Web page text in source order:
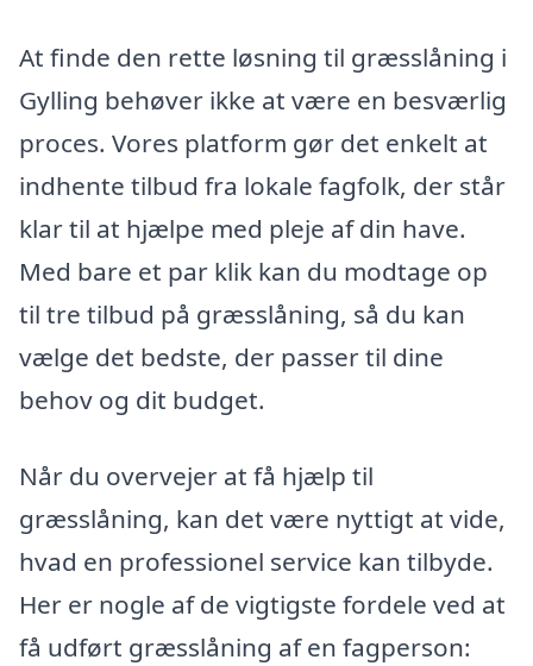
At finde den rette løsning til græsslåning i
Gylling behøver ikke at være en besværlig
proces. Vores platform gør det enkelt at
indhente tilbud fra lokale fagfolk, der står
klar til at hjælpe med pleje af din have.
Med bare et par klik kan du modtage op
til tre tilbud på græsslåning, så du kan
vælge det bedste, der passer til dine
behov og dit budget.
Når du overvejer at få hjælp til
græsslåning, kan det være nyttigt at vide,
hvad en professionel service kan tilbyde.
Her er nogle af de vigtigste fordele ved at
få udført græsslåning af en fagperson: